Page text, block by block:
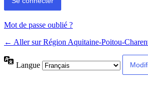
Mot de passe oublié ?
← Aller sur Région Aquitaine-Poitou-
Langue